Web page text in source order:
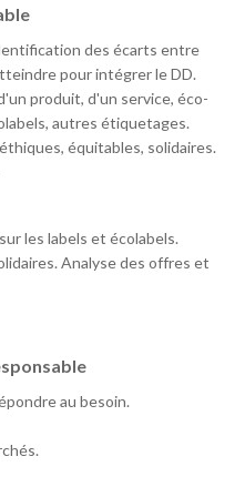
des écarts entre
pour intégrer le DD.
produit, d'un service, éco-
autres étiquetages.
équitables, solidaires.
les labels et écolabels.
Analyse des offres et
au besoin.